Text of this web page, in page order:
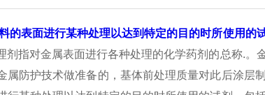
的表面进行某种处理以达到特定的目的时所使用
剂指对金属表面进行各种处理的化学药剂的总称.。
属防护技术做准备的，基体前处理质量对此后涂层